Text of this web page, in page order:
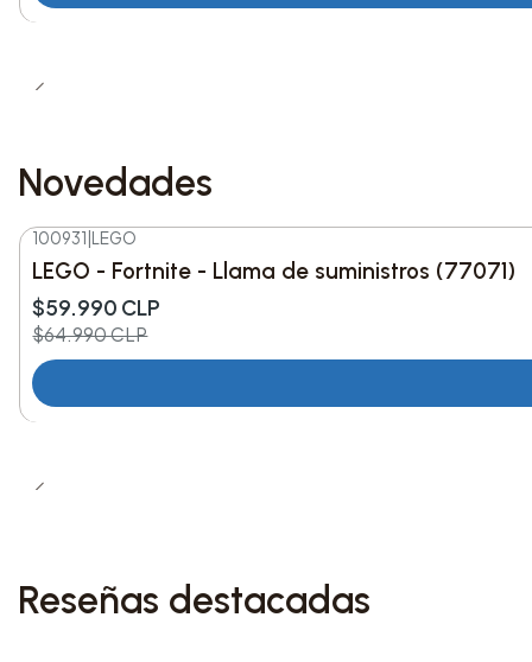
Novedades
-8%DESC.
100931 LEGO
LEGO - Fortnite - Llama de suministros (77071)
$59.990 CLP
$64.990 CLP
Reseñas destacadas